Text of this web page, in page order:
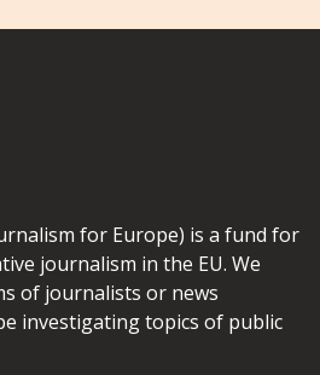
for Europe) is a fund for
journalism in the EU. We
of journalists or news
investigating topics of public